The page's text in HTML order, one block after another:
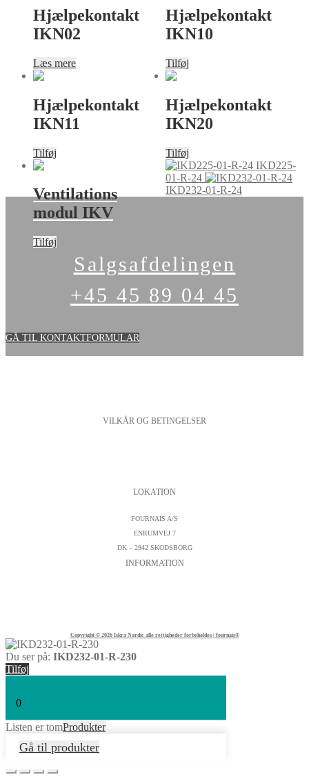
Hjælpekontakt
IKN02
Læs mere
Hjælpekontakt
IKN10
Tilføj
Hjælpekontakt
IKN11
Tilføj
Hjælpekontakt
IKN20
Tilføj
Ventilations
modul IKV
Tilføj
IKD225-
01-R-24
IKD232-01-R-24
Salgsafdelingen
+45 45 89 04 45
GÅ TIL KONTAKTFORMULAR
VILKÅR OG BETINGELSER
LOKATION
FOURNAIS A/S
ENRUMVEJ 7
DK – 2942 SKODSBORG
INFORMATION
Copyright © 2026 Iskra Nordic alle rettigheder forbeholdes | fournais®
Du ser på: IKD232-01-R-230
Tilføj
0
Listen er tomProdukter
Gå til produkter